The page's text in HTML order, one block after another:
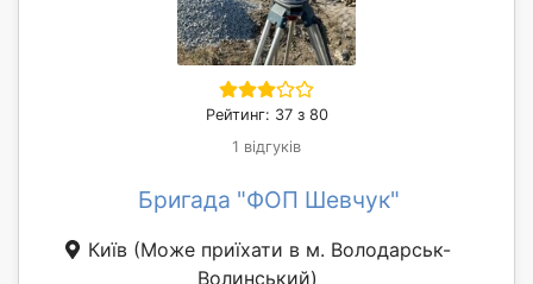
Рейтинг: 37 з 80
1 відгуків
Бригада "ФОП Шевчук"
Київ (Може приїхати в м. Володарськ-
Волинський)